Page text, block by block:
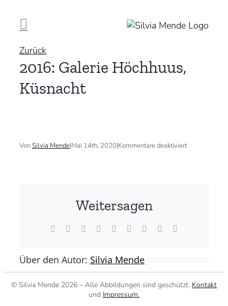
Inhalt
springen
Zurück
2016: Galerie Höchhuus,
Küsnacht
VonSilvia Mende|Mai 14th, 2020|Kommentare deaktiviertfür
Weitersagen
Facebook Reddit LinkedInWhatsApp
TumblrPinterest
Über den Autor: Silvia Mende
© Silvia Mende 2026 – Alle Abbildungen sind geschützt. Kontakt
und Impressum.